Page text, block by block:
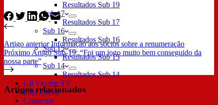
Resultados Sub 19
Sub 17
Resultados Sub 17
Sub 16
Resultados Sub 16
Sub 15
Resultados Sub 15
Sub 14
Resultados Sub 14
Gil Vicente TV
Loja Online
Contactos
Artigo anteriorInformação aos sócios sobre a renumeração
Próximo Artigo Sub-19: “Foi um jogo muito bem conseguido da
nossa parte”
Artigos relacionados